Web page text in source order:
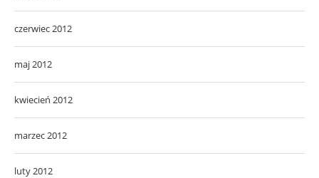
czerwiec 2012
maj 2012
kwiecień 2012
marzec 2012
luty 2012